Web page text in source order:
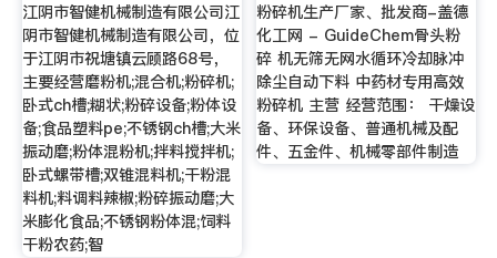
江阴市智健机械制造有限公司江
阴市智健机械制造有限公司，位
于江阴市祝塘镇云顾路68号，
主要经营磨粉机;混合机;粉碎机;
卧式ch槽;糊状;粉碎设备;粉体设
备;食品塑料pe;不锈钢ch槽;大米
振动磨;粉体混粉机;拌料搅拌机;
卧式螺带槽;双锥混料机;干粉混
料机;料调料辣椒;粉碎振动磨;大
米膨化食品;不锈钢粉体混;饲料
干粉农药;智
粉碎机生产厂家、批发商-盖德
化工网 - GuideChem骨头粉
碎 机无筛无网水循环冷却脉冲
除尘自动下料 中药材专用高效
粉碎机 主营 经营范围： 干燥设
备、环保设备、普通机械及配
件、五金件、机械零部件制造